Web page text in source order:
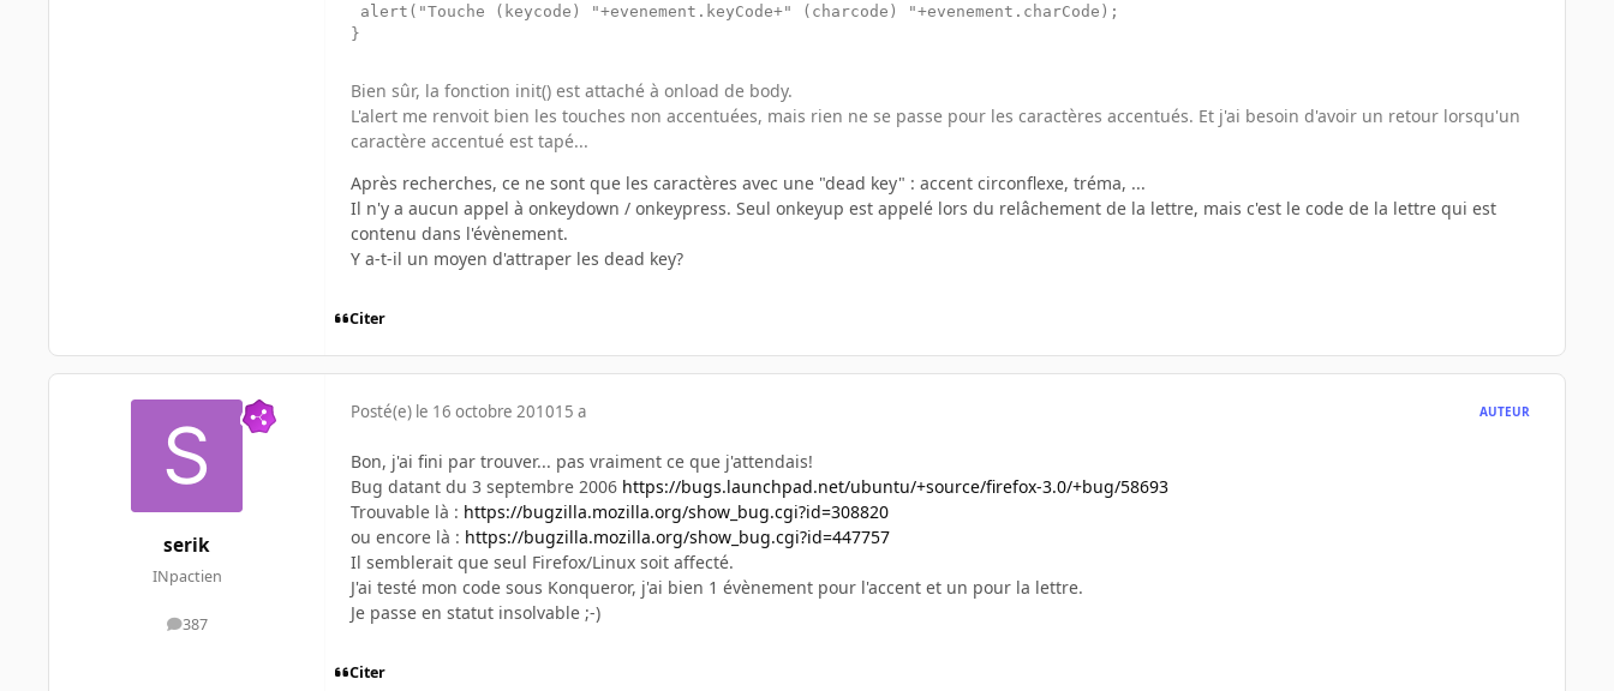
alert("Touche (keycode) "+evenement.keyCode+" (charcode) "+evenement.charCode);
Bien sûr, la fonction init() est attaché à onload de body.
L'alert me renvoit bien les touches non accentuées, mais rien ne se passe pour les caractères accentués. Et j'ai besoin d'avoir un retour lorsqu'un
caractère accentué est tapé...
Après recherches, ce ne sont que les caractères avec une "dead key" : accent circonflexe, tréma, ...
Il n'y a aucun appel à onkeydown / onkeypress. Seul onkeyup est appelé lors du relâchement de la lettre, mais c'est le code de la lettre qui est
contenu dans l'évènement.
Y a-t-il un moyen d'attraper les dead key?
Citer
serik
INpactien
387
messages
Posté(e) le 16 octobre 201015 a AUTEUR
Bon, j'ai fini par trouver... pas vraiment ce que j'attendais!
Bug datant du 3 septembre 2006 https://bugs.launchpad.net/ubuntu/+source/firefox-3.0/+bug/58693
Trouvable là : https://bugzilla.mozilla.org/show_bug.cgi?id=308820
ou encore là : https://bugzilla.mozilla.org/show_bug.cgi?id=447757
Il semblerait que seul Firefox/Linux soit affecté.
J'ai testé mon code sous Konqueror, j'ai bien 1 évènement pour l'accent et un pour la lettre.
Je passe en statut insolvable ;-)
Citer